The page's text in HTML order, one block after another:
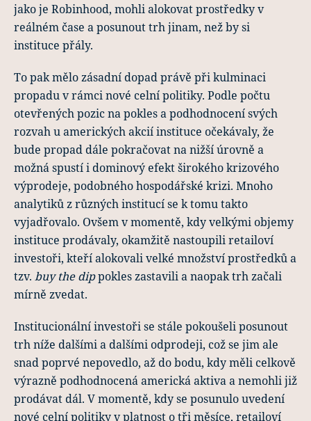
jako je Robinhood, mohli alokovat prostředky v
reálném čase a posunout trh jinam, než by si
instituce přály.
To pak mělo zásadní dopad právě při kulminaci
propadu v rámci nové celní politiky. Podle počtu
otevřených pozic na pokles a podhodnocení svých
rozvah u amerických akcií instituce očekávaly, že
bude propad dále pokračovat na nižší úrovně a
možná spustí i dominový efekt širokého krizového
výprodeje, podobného hospodářské krizi. Mnoho
analytiků z různých institucí se k tomu takto
vyjadřovalo. Ovšem v momentě, kdy velkými objemy
instituce prodávaly, okamžitě nastoupili retailoví
investoři, kteří alokovali velké množství prostředků a
tzv. buy the dippokles zastavili a naopak trh začali
mírně zvedat.
Institucionální investoři se stále pokoušeli posunout
trh níže dalšími a dalšími odprodeji, což se jim ale
snad poprvé nepovedlo, až do bodu, kdy měli celkově
výrazně podhodnocená americká aktiva a nemohli již
prodávat dál. V momentě, kdy se posunulo uvedení
nové celní politiky v platnost o tři měsíce, retailoví